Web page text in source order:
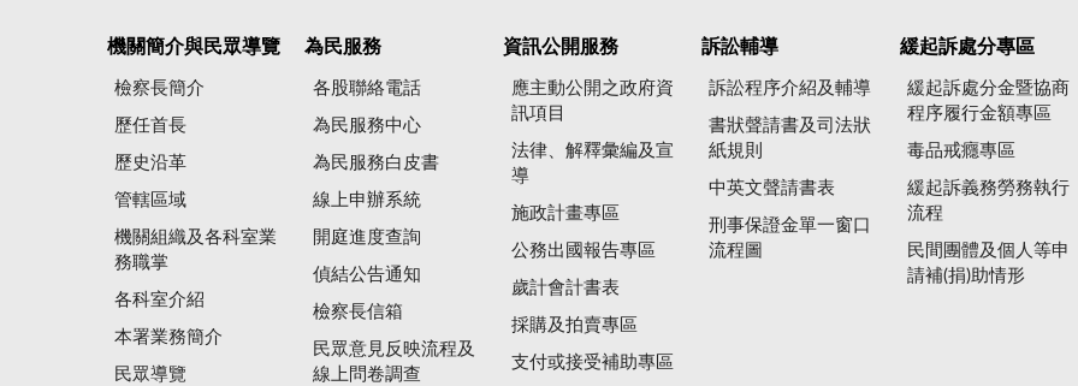
機關簡介與民眾導覽
檢察長簡介
歷任首長
歷史沿革
管轄區域
機關組織及各科室業
務職掌
各科室介紹
本署業務簡介
民眾導覽
為民服務
各股聯絡電話
為民服務中心
為民服務白皮書
線上申辦系統
開庭進度查詢
偵結公告通知
檢察長信箱
民眾意見反映流程及
線上問卷調查
資訊公開服務
應主動公開之政府資
訊項目
法律、解釋彙編及宣
導
施政計畫專區
公務出國報告專區
歲計會計書表
採購及拍賣專區
支付或接受補助專區
訴訟輔導
訴訟程序介紹及輔導
書狀聲請書及司法狀
紙規則
中英文聲請書表
刑事保證金單一窗口
流程圖
緩起訴處分專區
緩起訴處分金暨協商
程序履行金額專區
毒品戒癮專區
緩起訴義務勞務執行
流程
民間團體及個人等申
請補(捐)助情形